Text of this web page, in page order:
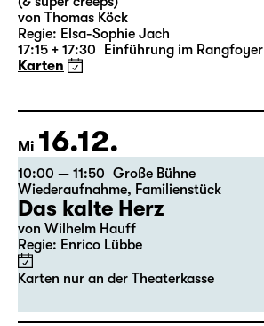
18:00 — 19:45 Große Bühne
Auftragswerk des Schauspiel Leipzig
deutsche märchen (UA)
(& super creeps)
17:15 + 17:30 Einführung im Rangfoyer
Karten
Mi 16.12.
10:00 — 11:50
Große Bühne
Wiederaufnahme
Das kalte Herz
Regie: Enrico Lübbe